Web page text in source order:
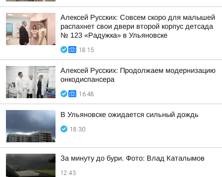
Алексей Русских: Совсем скоро для малышей
распахнет свои двери второй корпус детсада
№ 123 «Радужка» в Ульяновске
18:15
Алексей Русских: Продолжаем модернизацию
онкодиспансера
16:48
В Ульяновске ожидается сильный дождь
18:30
За минуту до бури. Фото: Влад Каталымов
12:43